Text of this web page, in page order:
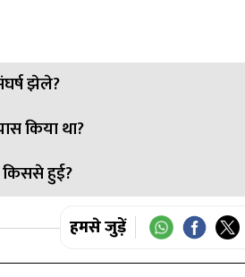
झेले?
विचार
किया था?
हुई?
हमसे जुड़ें